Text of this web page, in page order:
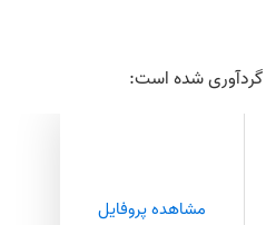
گردآوری شده است:
مشاهده پروفایل